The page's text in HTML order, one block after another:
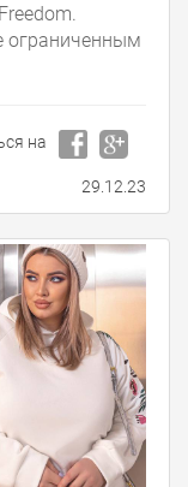
ограниченным
на
29.12.23